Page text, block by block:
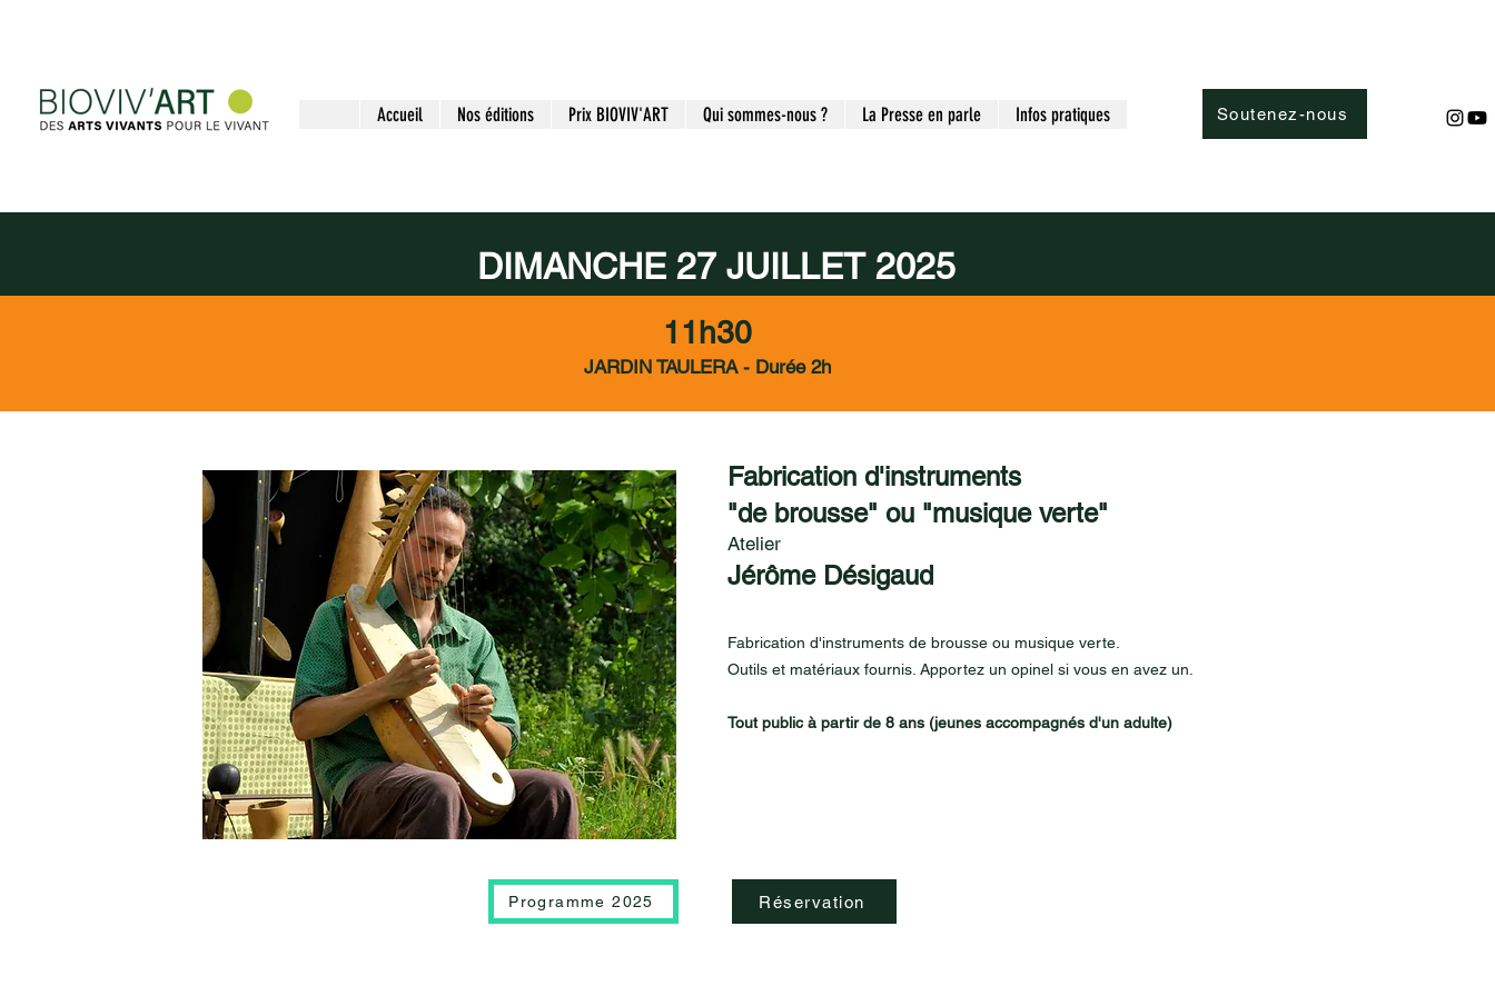
Accueil Nos éditions Prix BIOVIV'ART Qui sommes-nous ? La Presse en parle Infos pratiques Soutenez-nous
DIMANCHE 27 JUILLET 2025
11h30
JARDIN TAULERA - Durée 2h
Fabrication d'instruments
"de brousse" ou "musique verte"
Atelier
Jérôme Désigaud
Fabrication d'instruments de brousse ou musique verte.
Outils et matériaux fournis. Apportez un opinel si vous en avez un.
​Tout public à partir de 8 ans (jeunes accompagnés d'un adulte)
Programme 2025 Réservation